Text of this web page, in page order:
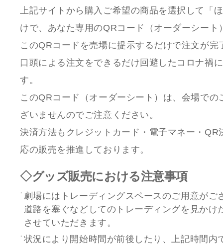
上記サイトから購入ご希望の商品を選択して「
けで、あなた専用のQRコード（オーダーシート
このQRコードを売場に提示するだけで注文が完
口頭による注文をできるだけ回避したコロナ禍
す。
このQRコード（オーダーシート）は、会場で
ざいませんのでご注意ください。
決済方法もクレジットカード・電子マネー・
応の販売を推進しております。
◇グッズ販売における注意事項
劇場にはトレーディングスペースのご用意がご
道路を塞ぐなどしてのトレーディングを見かけ
させていただきます。
状況により開始時間が前後したり、上記時間内